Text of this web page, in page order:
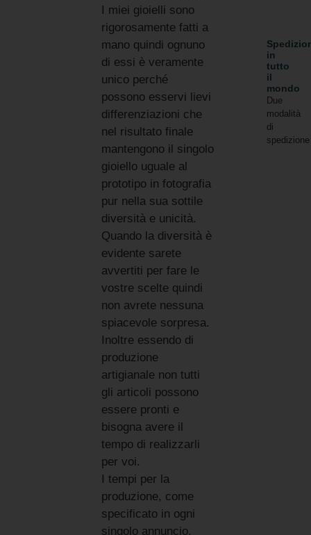
I miei gioielli sono
rigorosamente fatti a
mano quindi ognuno
di essi è veramente
unico perché
possono esservi lievi
differenziazioni che
nel risultato finale
mantengono il singolo
gioiello uguale al
prototipo in fotografia
pur nella sua sottile
diversità e unicità.
Quando la diversità è
evidente sarete
avvertiti per fare le
vostre scelte quindi
non avrete nessuna
spiacevole sorpresa.
Inoltre essendo di
produzione
artigianale non tutti
gli articoli possono
essere pronti e
bisogna avere il
tempo di realizzarli
per voi.
I tempi per la
produzione, come
specificato in ogni
singolo annuncio,
in
tutto
il
mondo
Due
modalità
di
spedizione